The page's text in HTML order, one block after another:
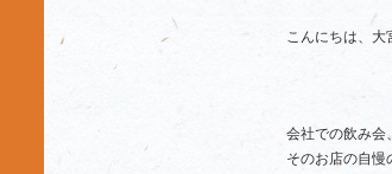
こんにちは、大
会社での飲み会
そのお店の自慢